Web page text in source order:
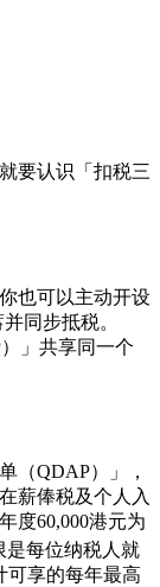
要认识「扣税三
也可以主动开设
同步抵税。
」共享同一个
（QDAP）」，
薪俸税及个人入
度60,000港元为
是每位纳税人就
可享的每年最高